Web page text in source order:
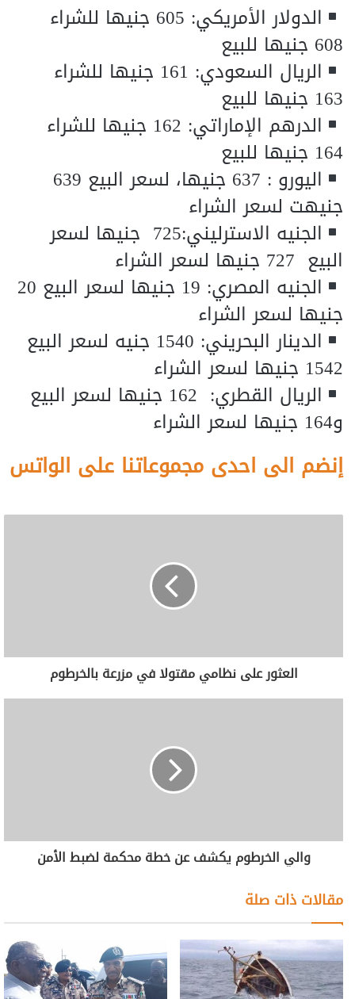
الدولار الأمريكي: 605 جنيها للشراء
608 جنيها للبيع
الريال السعودي: 161 جنيها للشراء
163 جنيها للبيع
الدرهم الإماراتي: 162 جنيها للشراء
164 جنيها للبيع
اليورو : 637 جنيها، لسعر البيع 639
جنيهت لسعر الشراء
الجنيه الاسترليني:725 جنيها لسعر
البيع 727 جنيها لسعر الشراء
الجنيه المصري: 19 جنيها لسعر البيع 20
جنيها لسعر الشراء
الدينار البحريني: 1540 جنيه لسعر البيع
1542 جنيها لسعر الشراء
الريال القطري: 162 جنيها لسعر البيع
و164 جنيها لسعر الشراء
إنضم الى احدى مجموعاتنا على الواتس
العثور على نظامي مقتولا في مزرعة بالخرطوم
والي الخرطوم يكشف عن خطة محكمة لضبط الأمن
مقالات ذات صلة